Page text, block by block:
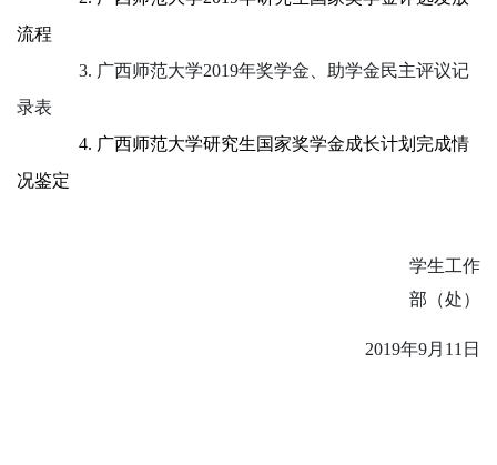
流程
3. 广西师范大学2019年奖学金、助学金民主评议记
录表
4. 广西师范大学研究生国家奖学金成长计划完成情
况鉴定
学生工作
部（处）
2019年9月 11 日